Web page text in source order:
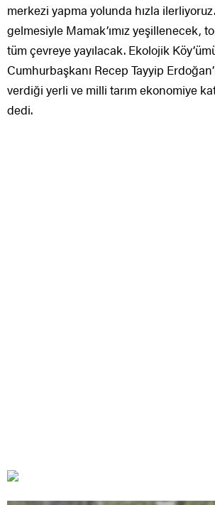
merkezi yapma yolunda hızla
gelmesiyle Mamak’ımız yeşillenecek,
tüm çevreye yayılacak. Ekolojik
Cumhurbaşkanı Recep Tayyip
verdiği yerli ve milli tarım ekonomiye
dedi.